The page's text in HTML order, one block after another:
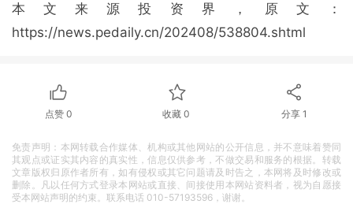
本文来源投资界，原文：
https://news.pedaily.cn/202408/538804.shtml
点赞0 收藏0 分享 1
免责声明：本网转载合作媒体、机构或其他网站的公开信息，并不意味着赞同
其观点或证实其内容的真实性，信息仅供参考，不做交易和服务的根据。转载
文章版权归原作者所有，如有侵权或其它问题请及时告之，本网将及时修改或
删除。凡以任何方式登录本网站或直接、间接使用本网站资料者，视为自愿接
受本网站声明的约束。联系电话 010-57193596，谢谢。